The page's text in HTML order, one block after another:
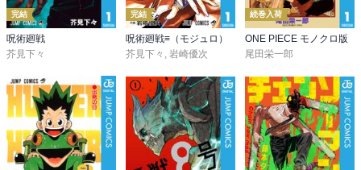
完結
呪術廻戦
芥見下々
完結
呪術廻戦≡（モジュロ）
芥見下々 , 岩崎優次
続巻入荷
ONE PIECE モノクロ版
尾田栄一郎